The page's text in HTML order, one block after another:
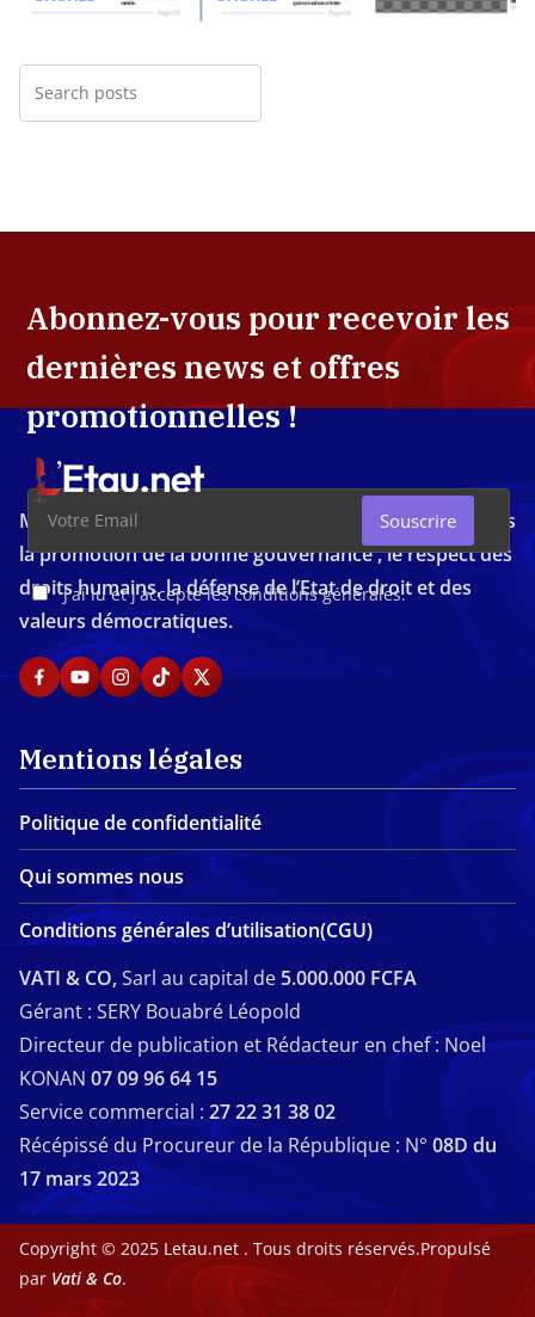
Abonnez-vous pour recevoir les
dernières news et offres
promotionnelles !
J'ai lu et j'accepte les conditions générales.
Souscrire
Média d'investigation ivoirien résolument engagé dans
la promotion de la bonne gouvernance , le respect des
droits humains, la défense de l’Etat de droit et des
valeurs démocratiques.
Mentions légales
Politique de confidentialité
Qui sommes nous
Conditions générales d’utilisation(CGU)
VATI & CO,Sarl au capital de 5.000.000 FCFA
Gérant : SERY Bouabré Léopold
Directeur de publication et Rédacteur en chef : Noel
KONAN 07 09 96 64 15
Service commercial : 27 22 31 38 02
Récépissé du Procureur de la République : N° 08D du
17 mars 2023
Copyright © 2025 Letau.net . Tous droits réservés.Propulsé
par Vati & Co.